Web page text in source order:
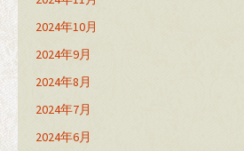
2024年10月
2024年9月
2024年8月
2024年7月
2024年6月